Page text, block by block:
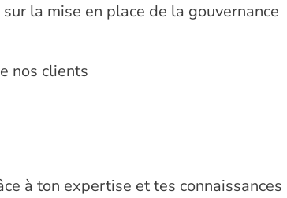
la mise en place de la gouvernance
nos clients
à ton expertise et tes connaissances